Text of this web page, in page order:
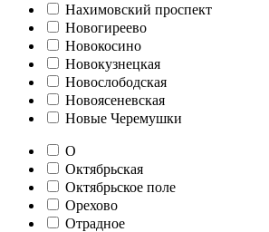
Нахимовский проспект
Новогиреево
Новокосино
Новокузнецкая
Новослободская
Новоясеневская
Новые Черемушки
О
Октябрьская
Октябрьское поле
Орехово
Отрадное